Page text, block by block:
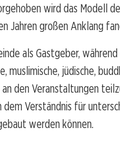
wird das Modell
Jahren großen Anklang
als Gastgeber,
muslimische, jüdische,
den Veranstaltungen
Verständnis für
werden können.